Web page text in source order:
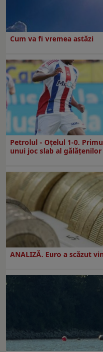
Cum va fi vremea astăzi
Petrolul - Oțelul 1-0.
unui joc slab al gălățenilor
ANALIZĂ. Euro a scăzut